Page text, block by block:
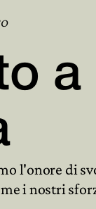
l'onore di
i nostri